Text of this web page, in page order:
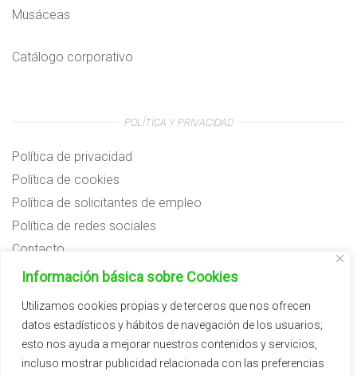
Información básica sobre Cookies
Utilizamos cookies propias y de terceros que nos ofrecen
datos estadísticos y hábitos de navegación de los usuarios;
esto nos ayuda a mejorar nuestros contenidos y servicios,
incluso mostrar publicidad relacionada con las preferencias
Musáceas
Catálogo corporativo
POLÍTICA Y PRIVACIDAD
Política de privacidad
Política de cookies
Política de solicitantes de empleo
Política de redes sociales
Contacto
Preguntas frecuentes
Subvenciones